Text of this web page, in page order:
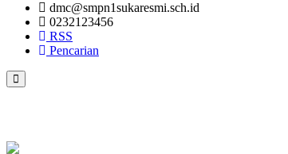
dmc@smpn1sukaresmi.sch.id
0232123456
RSS
Pencarian